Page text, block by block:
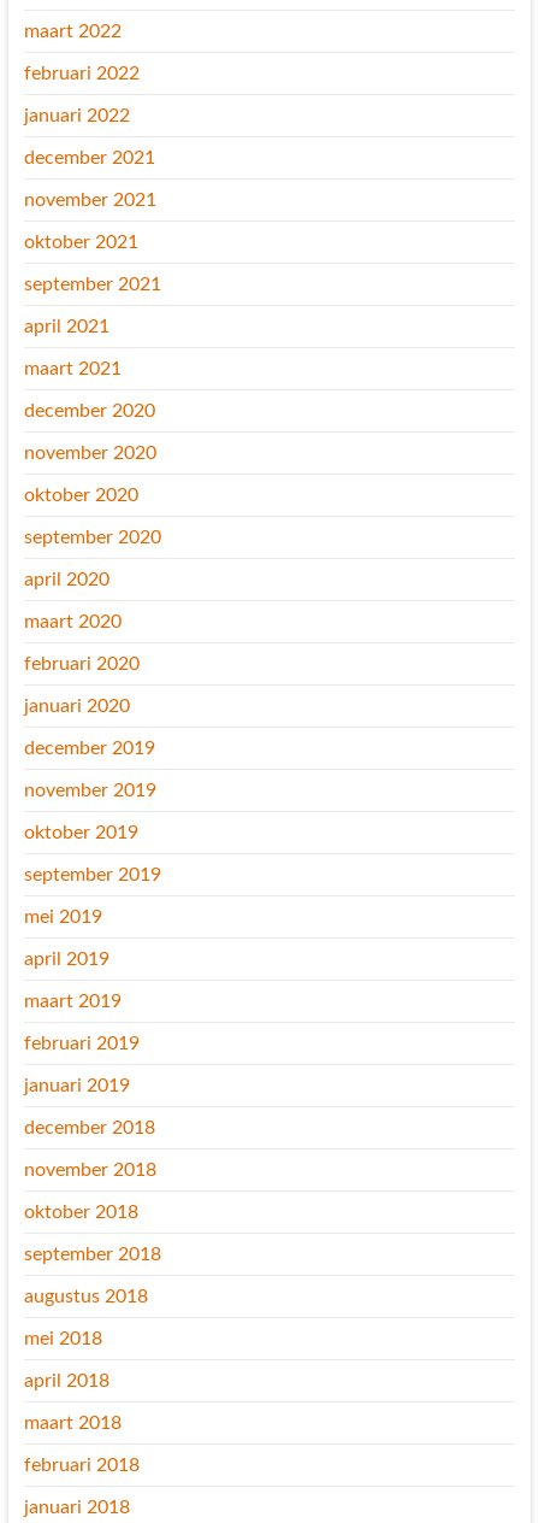
maart 2022
februari 2022
januari 2022
december 2021
november 2021
oktober 2021
september 2021
april 2021
maart 2021
december 2020
november 2020
oktober 2020
september 2020
april 2020
maart 2020
februari 2020
januari 2020
december 2019
november 2019
oktober 2019
september 2019
mei 2019
april 2019
maart 2019
februari 2019
januari 2019
december 2018
november 2018
oktober 2018
september 2018
augustus 2018
mei 2018
april 2018
maart 2018
februari 2018
januari 2018